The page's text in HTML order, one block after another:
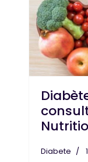
Diabete